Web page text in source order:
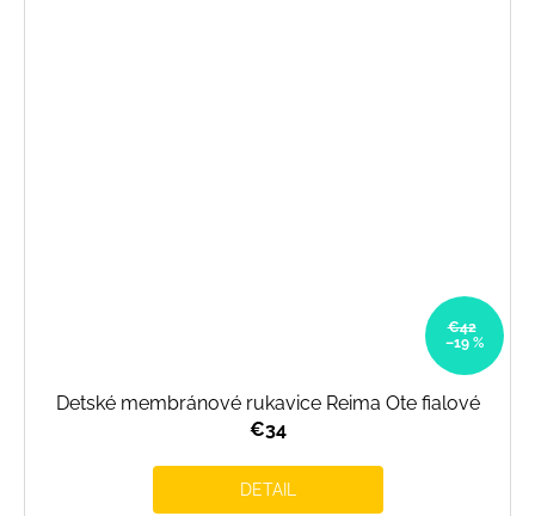
€42
–19 %
Detské membránové rukavice Reima Ote fialové
€34
DETAIL